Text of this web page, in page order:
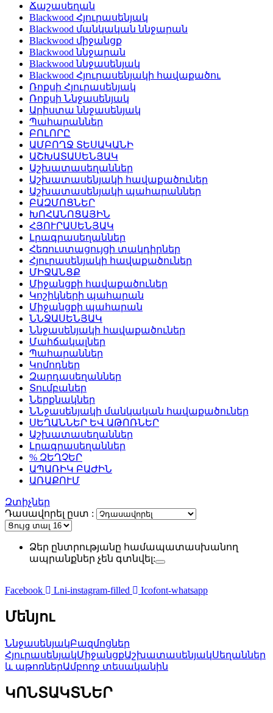
Ճաշասեղան
Blackwood Հյուրասենյակ
Blackwood մանկական ննջարան
Blackwood միջանցք
Blackwood ննջարան
Blackwood ննջասենյակ
Blackwood Հյուրասենյակի հավաքածու
Ռոքսի Հյուրասենյակ
Ռոքսի Ննջասենյակ
Արիստա ննջասենյակ
Պահարաններ
ԲՈԼՈՐԸ
ԱՄԲՈՂՋ ՏԵՍԱԿԱՆԻ
ԱՇԽԱՏԱՍԵՆՅԱԿ
Աշխատասեղաններ
Աշխատասենյակի հավաքածուներ
Աշխատասենյակի պահարաններ
ԲԱԶՄՈՑՆԵՐ
ԽՈՀԱՆՈՑԱՅԻՆ
ՀՅՈՒՐԱՍԵՆՅԱԿ
Լրագրասեղաններ
Հեռուստացույցի տակդիրներ
Հյուրասենյակի հավաքածուներ
ՄԻՋԱՆՑՔ
Միջանցքի հավաքածուներ
Կոշիկների պահարան
Միջանցքի պահարան
ՆՆՋԱՍԵՆՅԱԿ
Ննջասենյակի հավաքածուներ
Մահճակալներ
Պահարաններ
Կոմոդներ
Զարդասեղաններ
Տումբաներ
Ներքնակներ
ՆՆջասենյակի մանկական հավաքածուներ
ՍԵՂԱՆՆԵՐ ԵՎ ԱԹՈՌՆԵՐ
Աշխատասեղաններ
Լրագրասեղաններ
% ԶԵՂՉԵՐ
ԱՊԱՌԻԿ ԲԱԺԻՆ
ԱՌԱՔՈՒՄ
Զտիչներ
Դասավորել ըստ :
Ձեր ընտրությանը համապատասխանող
ապրանքներ չեն գտնվել:
Facebook Lni-instagram-filled Icofont-whatsapp
Մենյու
ՆնջասենյակԲազմոցներ
ՀյուրասենյակՄիջանցքԱշխատասենյակՍեղաններ
և աթոռներԱմբողջ տեսականին
ԿՈՆՏԱԿՏՆԵՐ